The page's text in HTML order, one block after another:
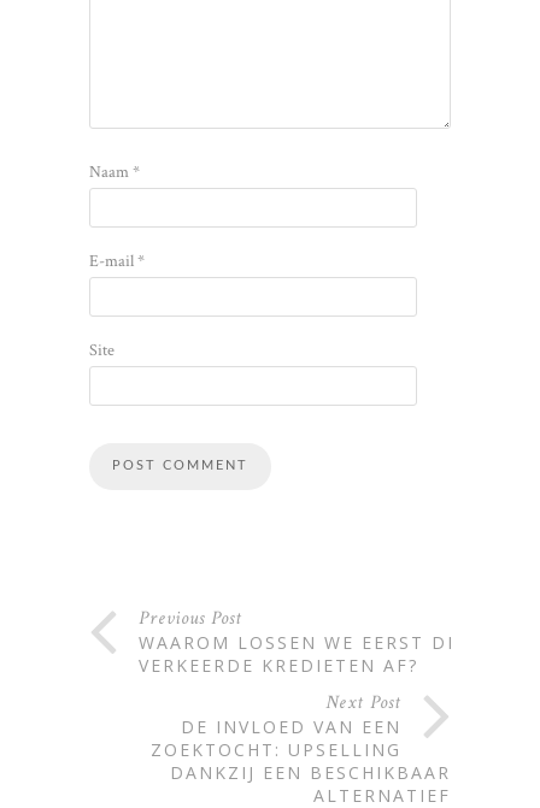
Naam*
E-mail*
Site
Previous Post
WAAROM LOSSEN WE EERST DE
VERKEERDE KREDIETEN AF?
Next Post
DE INVLOED VAN EEN
ZOEKTOCHT: UPSELLING
DANKZIJ EEN BESCHIKBAAR
ALTERNATIEF